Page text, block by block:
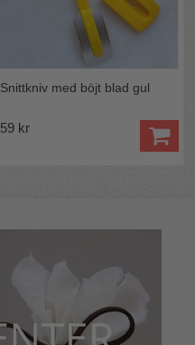
Snittkniv med böjt blad gul
59 kr